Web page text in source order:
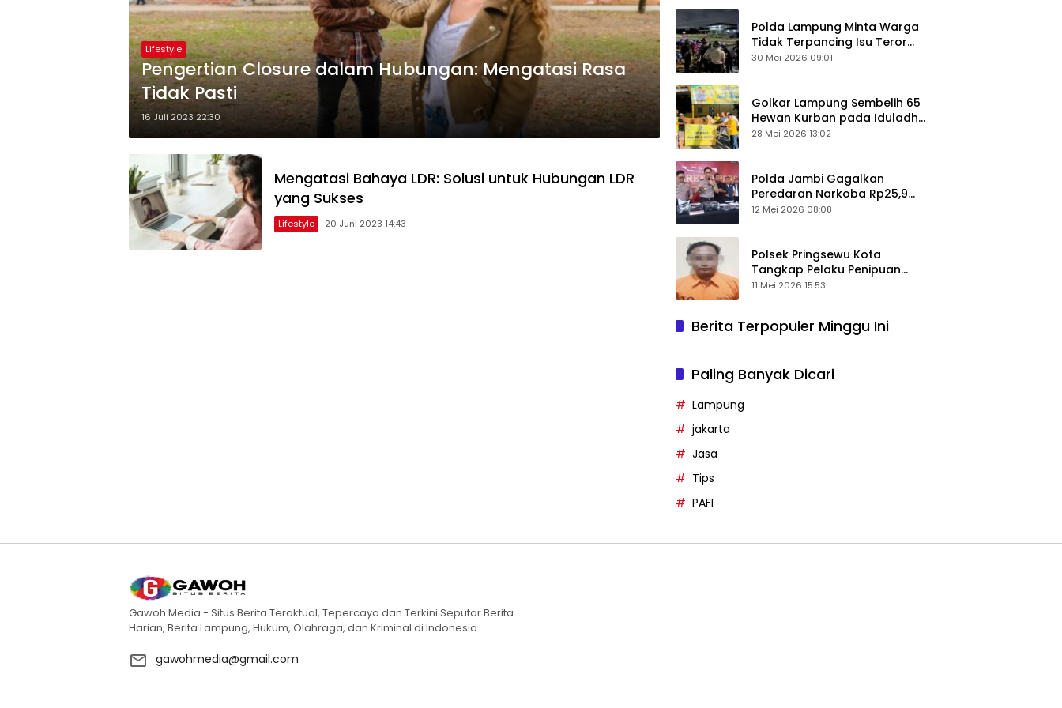
Lifestyle
Pengertian Closure dalam Hubungan: Mengatasi Rasa
Tidak Pasti
16 Juli 2023 22:30
Mengatasi Bahaya LDR: Solusi untuk Hubungan LDR
yang Sukses
Lifestyle 20 Juni 2023 14:43
Polda Lampung Minta Warga
Tidak Terpancing Isu Teror
Pocong Palsu, Patroli
30 Mei 2026 09:01
Golkar Lampung Sembelih 65
Hewan Kurban pada Iduladha
1447 Hijriah
28 Mei 2026 13:02
Polda Jambi Gagalkan
Peredaran Narkoba Rp25,9
Miliar, Empat Tersangka
12 Mei 2026 08:08
Polsek Pringsewu Kota
Tangkap Pelaku Penipuan
Mobil, Sempat Kabur ke Jambi
11 Mei 2026 15:53
Berita Terpopuler Minggu Ini
Paling Banyak Dicari
Lampung
jakarta
Jasa
Tips
PAFI
Gawoh Media - Situs Berita Teraktual, Tepercaya dan Terkini Seputar Berita
Harian, Berita Lampung, Hukum, Olahraga, dan Kriminal di Indonesia
gawohmedia@gmail.com